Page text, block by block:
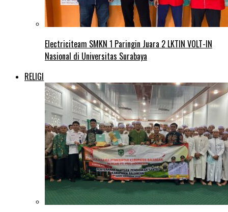
Electriciteam SMKN 1 Paringin Juara 2 LKTIN VOLT-IN
Nasional di Universitas Surabaya
RELIGI